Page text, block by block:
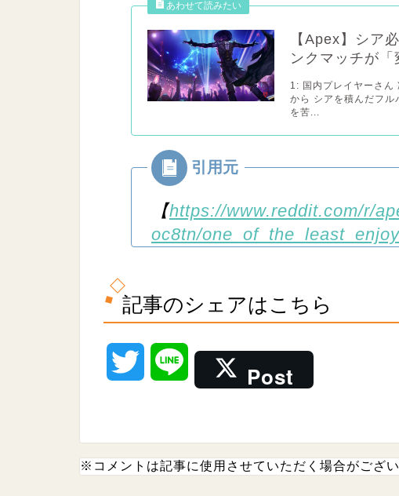
【Apex】シア
ンクマッチが「
1: 国内プレイヤーさん
から シアを積んだフル
を苦...
【https://www.reddit.com/r/
oc8tn/
記事のシェアはこちら
t e
Post
※コメントは記事に使用させていただく場合がござい